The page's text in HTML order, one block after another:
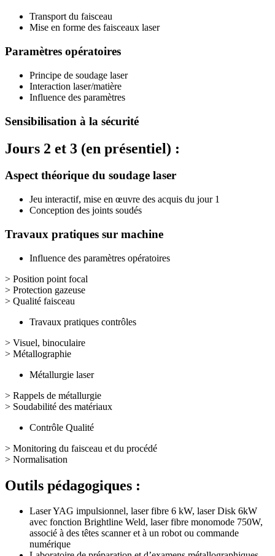
Transport du faisceau
Mise en forme des faisceaux laser
Paramètres opératoires
Principe de soudage laser
Interaction laser/matière
Influence des paramètres
Sensibilisation à la sécurité
Jours 2 et 3 (en présentiel) :
Aspect théorique du soudage laser
Jeu interactif, mise en œuvre des acquis du jour 1
Conception des joints soudés
Travaux pratiques sur machine
Influence des paramètres opératoires
> Position point focal
> Protection gazeuse
> Qualité faisceau
Travaux pratiques contrôles
> Visuel, binoculaire
> Métallographie
Métallurgie laser
> Rappels de métallurgie
> Soudabilité des matériaux
Contrôle Qualité
> Monitoring du faisceau et du procédé
> Normalisation
Outils pédagogiques :
Laser YAG impulsionnel, laser fibre 6 kW, laser Disk 6kW
avec fonction Brightline Weld, laser fibre monomode 750W,
associé à des têtes scanner et à un robot ou commande
numérique